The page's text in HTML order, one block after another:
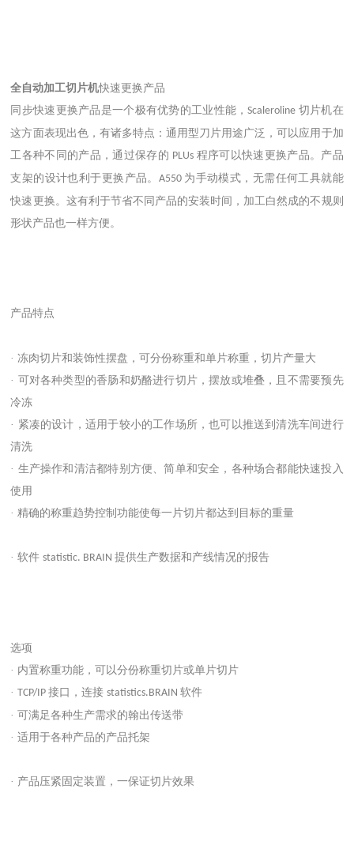
全自动加工切片机快速更换产品
同步快速更换产品是一个极有优势的工业性能，Scaleroline 切片机在
这方面表现出色，有诸多特点：通用型刀片用途广泛，可以应用于加
工各种不同的产品，通过保存的 PLUs 程序可以快速更换产品。产品
支架的设计也利于更换产品。 A550 为手动模式，无需任何工具就能
快速更换。这有利于节省不同产品的安装时间，加工白然成的不规则
形状产品也一样方便。
产品特点
· 冻肉切片和装饰性摆盘，可分份称重和单片称重，切片产量大
· 可对各种类型的香肠和奶酪进行切片，摆放或堆叠，且不需要预先
冷冻
· 紧凑的设计，适用于较小的工作场所，也可以推送到清洗车间进行
清洗
· 生产操作和清洁都特别方便、简单和安全，各种场合都能快速投入
使用
· 精确的称重趋势控制功能使每一片切片都达到目标的重量
· 软件statistic. BRAIN提供生产数据和产线情况的报告
选项
· 内置称重功能，可以分份称重切片或单片切片
·TCP/IP接口，连接statistics.BRAIN软件
· 可满足各种生产需求的翰出传送带
· 适用于各种产品的产品托架
· 产品压紧固定装置，一保证切片效果